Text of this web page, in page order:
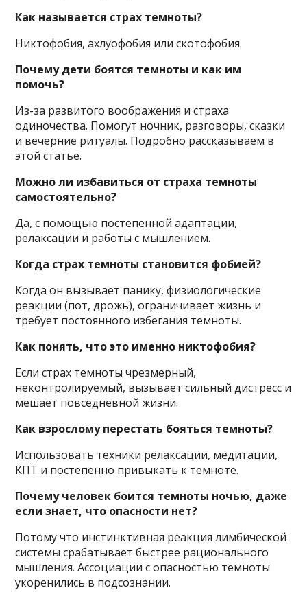
Как называется страх темноты?
Никтофобия, ахлуофобия или скотофобия.
Почему дети боятся темноты и как им
помочь?
Из-за развитого воображения и страха
одиночества. Помогут ночник, разговоры, сказки
и вечерние ритуалы. Подробно рассказываем в
этой статье.
Можно ли избавиться от страха темноты
самостоятельно?
Да, с помощью постепенной адаптации,
релаксации и работы с мышлением.
Когда страх темноты становится фобией?
Когда он вызывает панику, физиологические
реакции (пот, дрожь), ограничивает жизнь и
требует постоянного избегания темноты.
Как понять, что это именно никтофобия?
Если страх темноты чрезмерный,
неконтролируемый, вызывает сильный дистресс и
мешает повседневной жизни.
Как взрослому перестать бояться темноты?
Использовать техники релаксации, медитации,
КПТ и постепенно привыкать к темноте.
Почему человек боится темноты ночью, даже
если знает, что опасности нет?
Потому что инстинктивная реакция лимбической
системы срабатывает быстрее рационального
мышления. Ассоциации с опасностью темноты
укоренились в подсознании.